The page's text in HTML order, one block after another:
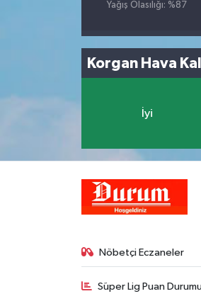
Yağış Olasılığı: %87
Korgan Hava
İyi
Nöbetçi Eczaneler
Süper Lig Puan